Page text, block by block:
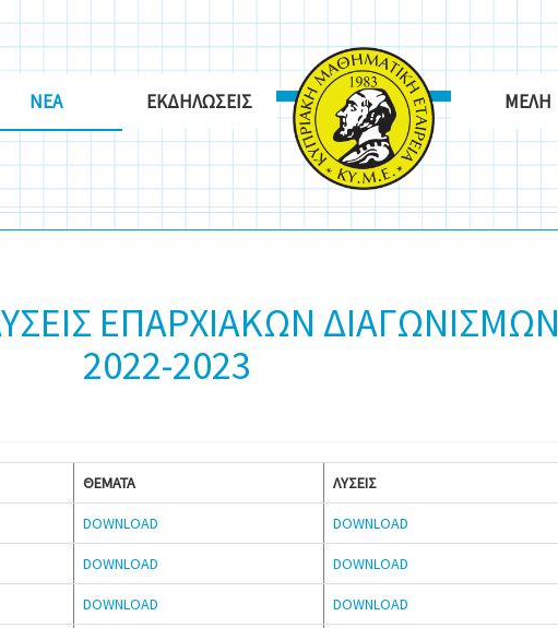
ΝΈΑ ΕΚΔΗΛΏΣΕΙΣ ΜΈΛΗ
ΕΠΑΡΧΙΑΚΩΝ ΔΙΑΓΩΝΙΣΜΩΝ
2022-2023
ΘΕΜΑΤΑ ΛΥΣΕΙΣ
DOWNLOAD DOWNLOAD
DOWNLOAD DOWNLOAD
DOWNLOAD DOWNLOAD